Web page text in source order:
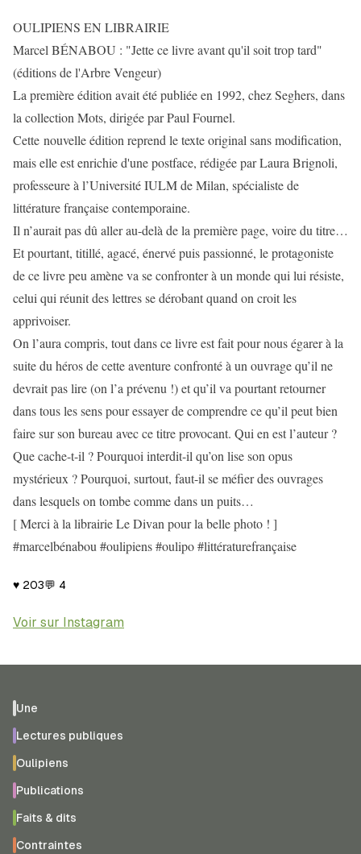
OULIPIENS EN LIBRAIRIE
Marcel BÉNABOU : "Jette ce livre avant qu'il soit trop tard"
(éditions de l'Arbre Vengeur)
La première édition avait été publiée en 1992, chez Seghers, dans
la collection Mots, dirigée par Paul Fournel.
Cette nouvelle édition reprend le texte original sans modification,
mais elle est enrichie d'une postface, rédigée par Laura Brignoli,
professeure à l’Université IULM de Milan, spécialiste de
littérature française contemporaine.
Il n’aurait pas dû aller au-delà de la première page, voire du titre…
Et pourtant, titillé, agacé, énervé puis passionné, le protagoniste
de ce livre peu amène va se confronter à un monde qui lui résiste,
celui qui réunit des lettres se dérobant quand on croit les
apprivoiser.
On l’aura compris, tout dans ce livre est fait pour nous égarer à la
suite du héros de cette aventure confronté à un ouvrage qu’il ne
devrait pas lire (on l’a prévenu !) et qu’il va pourtant retourner
dans tous les sens pour essayer de comprendre ce qu’il peut bien
faire sur son bureau avec ce titre provocant. Qui en est l’auteur ?
Que cache-t-il ? Pourquoi interdit-il qu’on lise son opus
mystérieux ? Pourquoi, surtout, faut-il se méfier des ouvrages
dans lesquels on tombe comme dans un puits…
[ Merci à la librairie Le Divan pour la belle photo ! ]
#marcelbénabou #oulipiens #oulipo #littératurefrançaise
♥ 203💬 4
Voir sur Instagram
Une
Lectures publiques
Oulipiens
Publications
Faits & dits
Contraintes